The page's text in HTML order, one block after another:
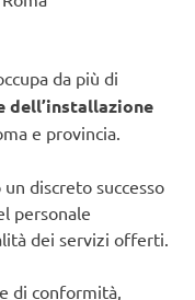
da più di
dell’installazione
e provincia.
discreto successo
personale
dei servizi offerti.
di conformità,